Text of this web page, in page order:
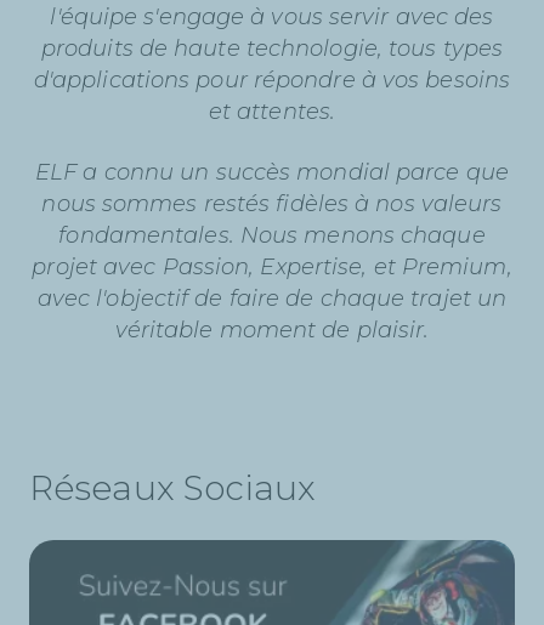
l'équipe s'engage à vous servir avec des
produits de haute technologie, tous types
d'applications pour répondre à vos besoins
et attentes.
ELF a connu un succès mondial parce que
nous sommes restés fidèles à nos valeurs
fondamentales. Nous menons chaque
projet avec Passion, Expertise, et Premium,
avec l'objectif de faire de chaque trajet un
véritable moment de plaisir.
Réseaux Sociaux